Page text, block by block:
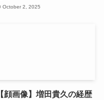
October 2, 2025
【顔画像】増田貴久の経歴